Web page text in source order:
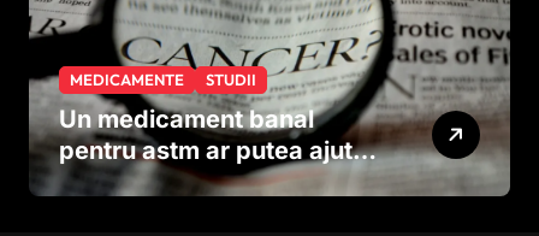
MEDICAMENTE STUDII
Un medicament banal
pentru astm ar putea ajuta
în lupta împotriva